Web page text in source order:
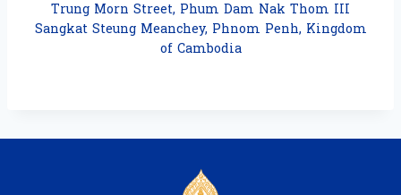
Trung Morn Street, Phum Dam Nak Thom III
Sangkat Steung Meanchey, Phnom Penh, Kingdom
of Cambodia